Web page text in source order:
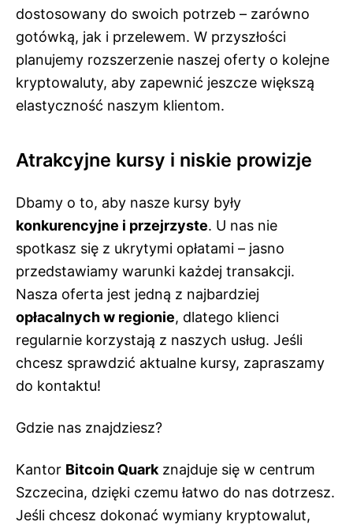
dostosowany do swoich potrzeb – zarówno
gotówką, jak i przelewem. W przyszłości
planujemy rozszerzenie naszej oferty o kolejne
kryptowaluty, aby zapewnić jeszcze większą
elastyczność naszym klientom.
Atrakcyjne kursy i niskie prowizje
Dbamy o to, aby nasze kursy były
konkurencyjne i przejrzyste. U nas nie
spotkasz się z ukrytymi opłatami – jasno
przedstawiamy warunki każdej transakcji.
Nasza oferta jest jedną z najbardziej
opłacalnych w regionie, dlatego klienci
regularnie korzystają z naszych usług. Jeśli
chcesz sprawdzić aktualne kursy, zapraszamy
do kontaktu!
Gdzie nas znajdziesz?
Kantor Bitcoin Quark znajduje się w centrum
Szczecina, dzięki czemu łatwo do nas dotrzesz.
Jeśli chcesz dokonać wymiany kryptowalut,